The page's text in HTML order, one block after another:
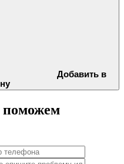
Добавить в
поможем